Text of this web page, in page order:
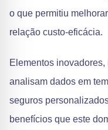
o que permitiu
relação custo-eficácia.
Elementos
analisam dados em
seguros
benefícios que este